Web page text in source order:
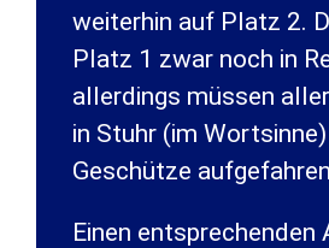
weiterhin auf Platz 2.
Platz 1 zwar noch in
allerdings müssen
in Stuhr (im
Geschütze
Einen entsprechenden